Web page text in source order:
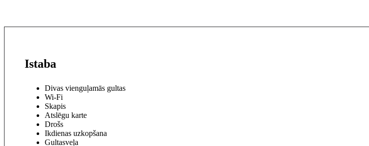
Istaba
Divas vienguļamās gultas
Wi-Fi
Skapis
Atslēgu karte
Drošs
Ikdienas uzkopšana
Gultasveļa